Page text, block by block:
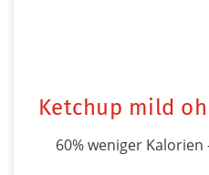
Ketchup mild
60% weniger